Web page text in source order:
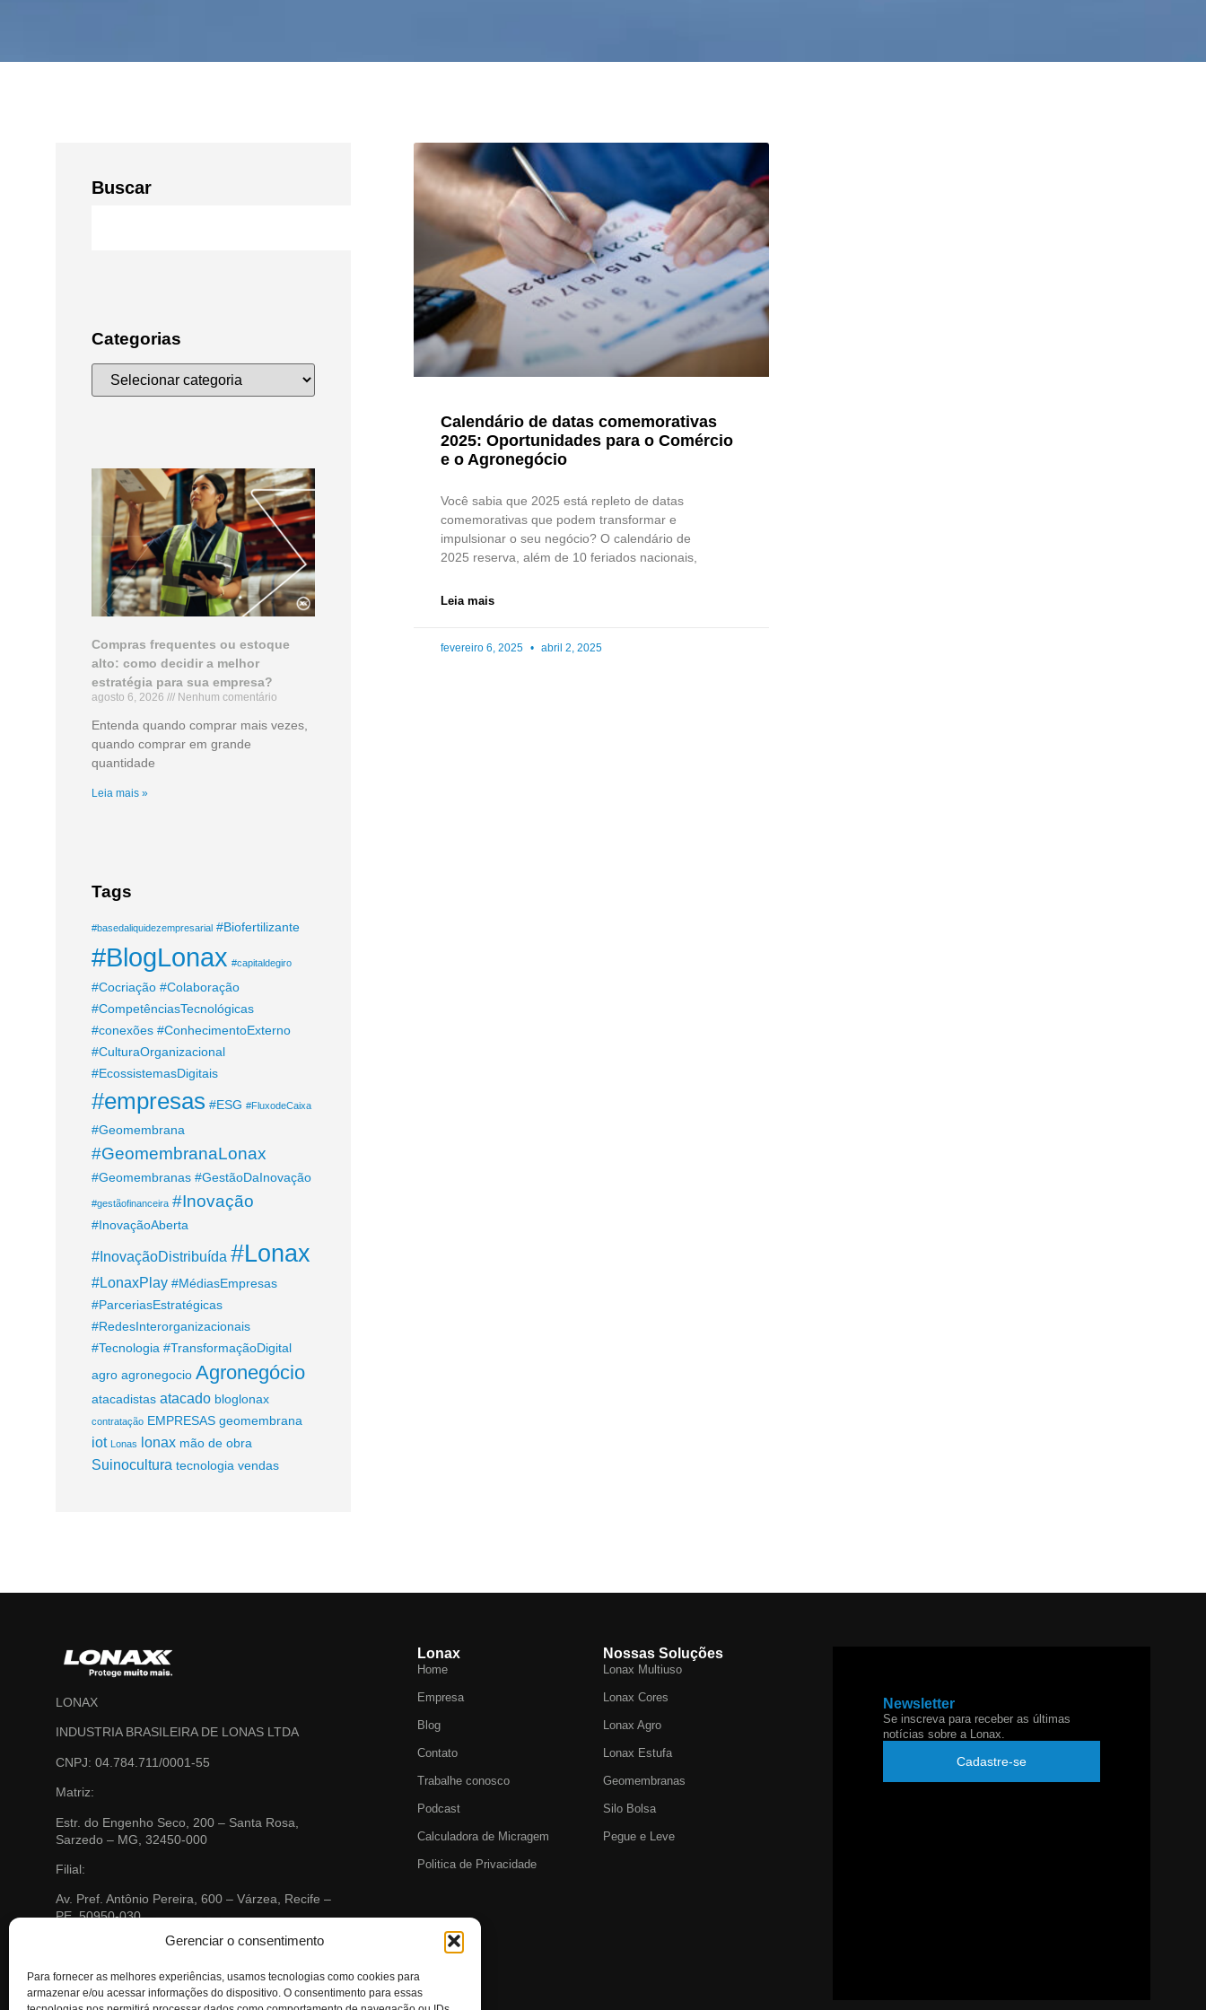
Gerenciar o consentimento
Para fornecer as melhores experiências, usamos tecnologias como cookies para
armazenar e/ou acessar informações do dispositivo. O consentimento para essas
Buscar
Categorias
Compras frequentes ou estoque
alto: como decidir a melhor
estratégia para sua empresa?
agosto 6, 2026 Nenhum comentário
Entenda quando comprar mais vezes,
quando comprar em grande
quantidade
Leia mais »
Tags
#basedaliquidezempresarial #Biofertilizante
#BlogLonax #capitaldegiro
#Cocriação #Colaboração
#CompetênciasTecnológicas
#conexões #ConhecimentoExterno
#CulturaOrganizacional
#EcossistemasDigitais
#empresas #ESG #FluxodeCaixa
#Geomembrana
#GeomembranaLonax
#Geomembranas #GestãoDaInovação
#gestãofinanceira #Inovação
#InovaçãoAberta
#InovaçãoDistribuída #Lonax
#LonaxPlay #MédiasEmpresas
#ParceriasEstratégicas
#RedesInterorganizacionais
#Tecnologia #TransformaçãoDigital
agro agronegocio Agronegócio
atacadistas atacado bloglonax
contratação EMPRESAS geomembrana
iot Lonas lonax mão de obra
Suinocultura tecnologia vendas
Calendário de datas comemorativas
2025: Oportunidades para o Comércio
e o Agronegócio
Você sabia que 2025 está repleto de datas
comemorativas que podem transformar e
impulsionar o seu negócio? O calendário de
2025 reserva, além de 10 feriados nacionais,
Leia mais
fevereiro 6, 2025 abril 2, 2025
LONAX
INDUSTRIA BRASILEIRA DE LONAS LTDA
CNPJ: 04.784.711/0001-55
Matriz:
Estr. do Engenho Seco, 200 – Santa Rosa,
Sarzedo – MG, 32450-000
Filial:
Av. Pref. Antônio Pereira, 600 – Várzea, Recife –
PE, 50950-030
(31) 3577 0300
sac@lonax.com.br
Localização no Google Maps
Lonax
Home
Empresa
Blog
Contato
Trabalhe conosco
Podcast
Calculadora de Micragem
Politica de Privacidade
Nossas Soluções
Lonax Multiuso
Lonax Cores
Lonax Agro
Lonax Estufa
Geomembranas
Silo Bolsa
Pegue e Leve
Newsletter
Se inscreva para receber as últimas
notícias sobre a Lonax.
Cadastre-se